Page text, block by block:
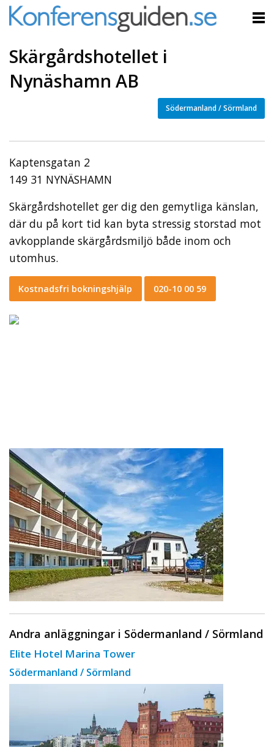
Skärgårdshotellet i
Nynäshamn AB
Södermanland / Sörmland
Kaptensgatan 2
149 31 NYNÄSHAMN
Skärgårdshotellet ger dig den gemytliga känslan,
där du på kort tid kan byta stressig storstad mot
avkopplande skärgårdsmiljö både inom och
utomhus.
Kostnadsfri bokningshjälp 020-10 00 59
Andra anläggningar i Södermanland / Sörmland
Elite Hotel Marina Tower
Södermanland / Sörmland